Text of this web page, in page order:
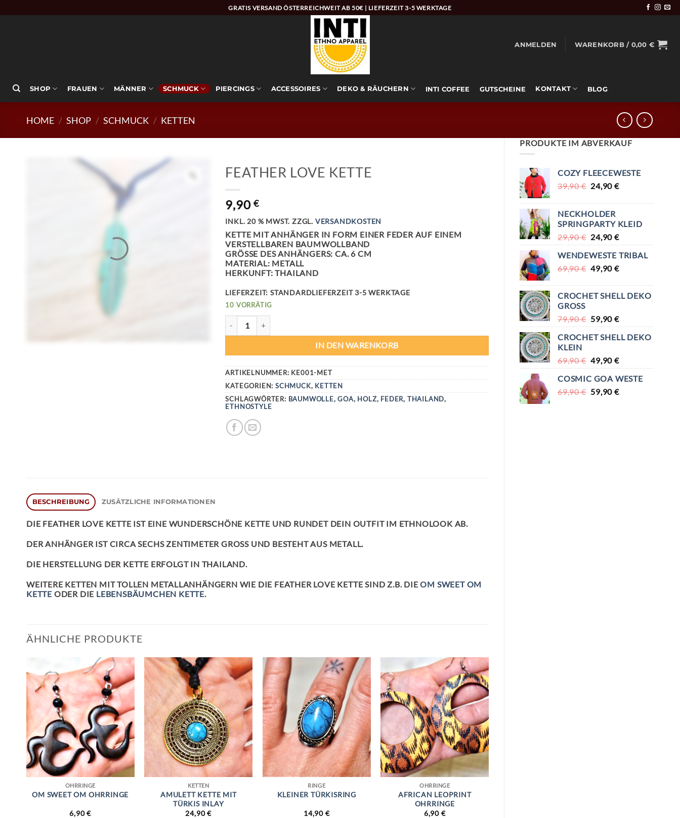
Inhalt
GRATIS VERSAND ÖSTERREICHWEIT AB 50€ | LIEFERZEIT 3-5 WERKTAGE
ANMELDEN WARENKORB / 0,00 €
SHOP FRAUEN MÄNNER SCHMUCK PIERCINGS ACCESSOIRES DEKO & RÄUCHERN INTI COFFEE GUTSCHEINE KONTAKT BLOG
HOME / SHOP / SCHMUCK / KETTEN
PRODUKTE IM ABVERKAUF
COZY FLEECEWESTE
39,90€ URSPRÜNGLICHER
39,90 €
24,90€AKTUELLER
NECKHOLDER
SPRINGPARTY KLEID
29,90€ URSPRÜNGLICHER
WAR:
29,90 €
24,90€AKTUELLER
IST:
24,90 €.
WENDEWESTE TRIBAL
69,90€ URSPRÜNGLICHER
69,90 €
49,90€AKTUELLER
49,90 €.
CROCHET SHELL DEKO
GROSS
79,90€ URSPRÜNGLICHER
WAR:
59,90€AKTUELLER
IST:
CROCHET SHELL DEKO
KLEIN
69,90€ URSPRÜNGLICHER
WAR:
69,90 €
49,90€AKTUELLER
IST:
49,90 €.
COSMIC GOA WESTE
69,90€ URSPRÜNGLICHER
59,90€AKTUELLER
FEATHER LOVE KETTE
9,90€
INKL. 20 % MWST. ZZGL. VERSANDKOSTEN
KETTE MIT ANHÄNGER IN FORM EINER FEDER AUF EINEM
VERSTELLBAREN BAUMWOLLBAND
GRÖSSE DES ANHÄNGERS: CA. 6 CM
MATERIAL: METALL
HERKUNFT: THAILAND
LIEFERZEIT: STANDARDLIEFERZEIT 3-5 WERKTAGE
10 VORRÄTIG
IN DEN WARENKORB
ARTIKELNUMMER: KE001-MET
KATEGORIEN: SCHMUCK, KETTEN
SCHLAGWÖRTER: BAUMWOLLE,GOA, HOLZ, FEDER, THAILAND,
ETHNOSTYLE
BESCHREIBUNG ZUSÄTZLICHE INFORMATIONEN
DIE FEATHER LOVE KETTE IST EINE WUNDERSCHÖNE KETTE UND RUNDET DEIN OUTFIT IM ETHNOLOOK AB.
DER ANHÄNGER IST CIRCA SECHS ZENTIMETER GROSS UND BESTEHT AUS METALL.
DIE HERSTELLUNG DER KETTE ERFOLGT IN THAILAND.
WEITERE KETTEN MIT TOLLEN METALLANHÄNGERN WIE DIE FEATHER LOVE KETTE SIND Z.B. DIEOM SWEET OM
KETTE ODER DIE LEBENSBÄUMCHEN KETTE.
ÄHNLICHE PRODUKTE
OHRRINGE
OM SWEET OM OHRRINGE
6,90€
KETTEN
AMULETT KETTE MIT
TÜRKIS INLAY
24,90€
RINGE
KLEINER TÜRKISRING
14,90 €
OHRRINGE
AFRICAN LEOPRINT
OHRRINGE
6,90 €